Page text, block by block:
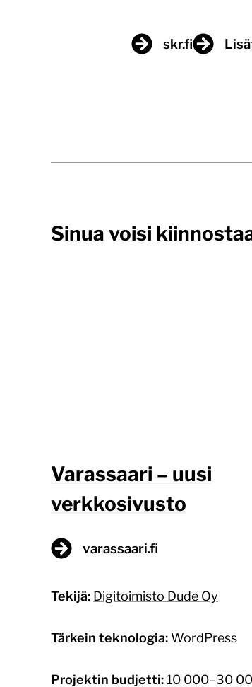
skr.fi
Sinua voisi
Varassaari – uusi
verkkosivusto
varassaari.fi
Tekijä: Digitoimisto Dude Oy
Tärkein teknologia: WordPress
Projektin budjetti:10 000–30